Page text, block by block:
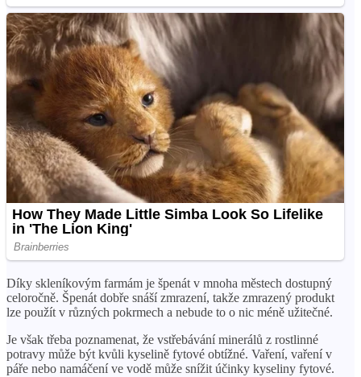
Díky skleníkovým farmám je špenát v mnoha městech dostupný
celoročně. Špenát dobře snáší zmrazení, takže zmrazený produkt
lze použít v různých pokrmech a nebude to o nic méně užitečné.
Je však třeba poznamenat, že vstřebávání minerálů z rostlinné
potravy může být kvůli kyselině fytové obtížné. Vaření, vaření v
páře nebo namáčení ve vodě může snížit účinky kyseliny fytové.